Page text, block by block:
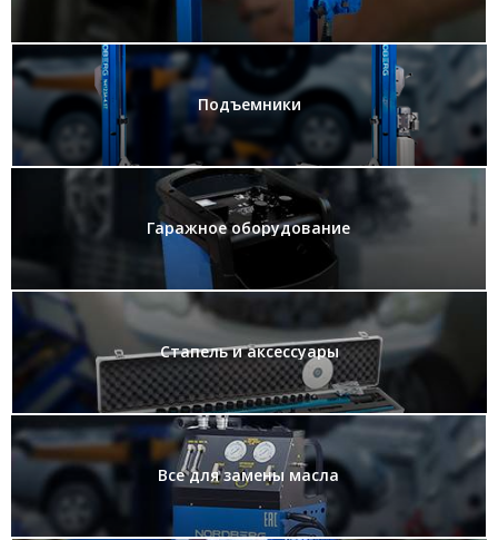
Подъемники
Гаражное оборудование
Стапель и аксессуары
Все для замены масла